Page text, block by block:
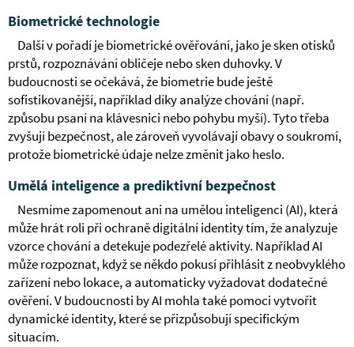
Biometrické technologie
Další v pořadí je biometrické ověřování, jako je sken otisků
prstů, rozpoznávání obličeje nebo sken duhovky. V
budoucnosti se očekává, že biometrie bude ještě
sofistikovanější, například díky analýze chování (např.
způsobu psaní na klávesnici nebo pohybu myší). Tyto třeba
zvyšují bezpečnost, ale zároveň vyvolávají obavy o soukromí,
protože biometrické údaje nelze změnit jako heslo.
Umělá inteligence a prediktivní bezpečnost
Nesmíme zapomenout ani na umělou inteligenci (AI), která
může hrát roli při ochraně digitální identity tím, že analyzuje
vzorce chování a detekuje podezřelé aktivity. Například AI
může rozpoznat, když se někdo pokusí přihlásit z neobvyklého
zařízení nebo lokace, a automaticky vyžadovat dodatečné
ověření. V budoucnosti by AI mohla také pomoci vytvořit
dynamické identity, které se přizpůsobují specifickým
situacím.